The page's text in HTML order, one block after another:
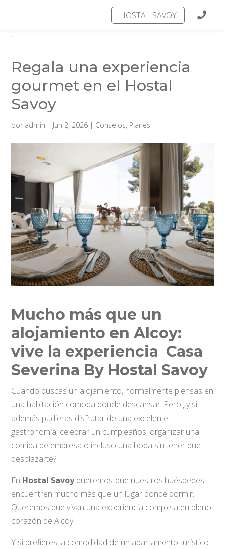
HOSTAL SAVOY
Regala una experiencia
gourmet en el Hostal
Savoy
por admin | Jun 2, 2026 | Consejos, Planes
Mucho más que un
alojamiento en Alcoy:
vive la experiencia Casa
Severina By Hostal Savoy
Cuando buscas un alojamiento, normalmente piensas en
una habitación cómoda donde descansar. Pero ¿y si
además pudieras disfrutar de una excelente
gastronomía, celebrar un cumpleaños, organizar una
comida de empresa o incluso una boda sin tener que
desplazarte?
En Hostal Savoyqueremos que nuestros huéspedes
encuentren mucho más que un lugar donde dormir.
Queremos que vivan una experiencia completa en pleno
corazón de Alcoy.
Y si prefieres la comodidad de un apartamento turístico